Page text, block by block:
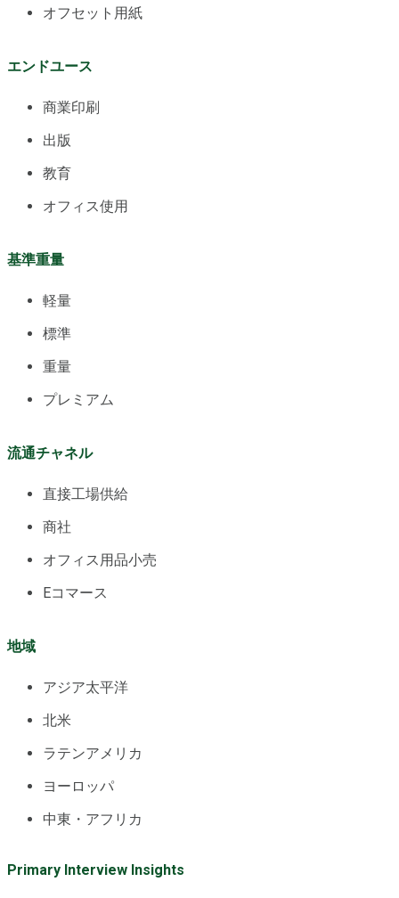
オフセット用紙
エンドユース
商業印刷
出版
教育
オフィス使用
基準重量
軽量
標準
重量
プレミアム
流通チャネル
直接工場供給
商社
オフィス用品小売
Eコマース
地域
アジア太平洋
北米
ラテンアメリカ
ヨーロッパ
中東・アフリカ
Primary Interview Insights